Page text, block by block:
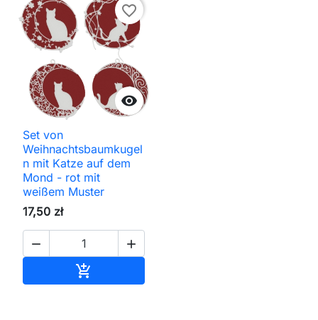

favorite_border
Set von
Weihnachtsbaumkugel
n mit Katze auf dem
Mond - rot mit
weißem Muster
17,50 zł
 
